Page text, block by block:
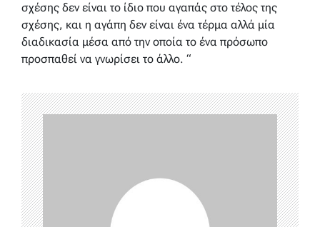
σχέσης δεν είναι το ίδιο που αγαπάς στο τέλος της
σχέσης, και η αγάπη δεν είναι ένα τέρμα αλλά μία
διαδικασία μέσα από την οποία το ένα πρόσωπο
προσπαθεί να γνωρίσει το άλλο. “